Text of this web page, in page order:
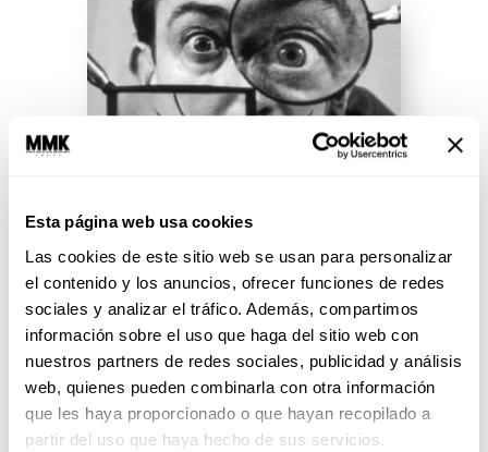
Esta página web usa cookies
Las cookies de este sitio web se usan para personalizar
el contenido y los anuncios, ofrecer funciones de redes
sociales y analizar el tráfico. Además, compartimos
información sobre el uso que haga del sitio web con
nuestros partners de redes sociales, publicidad y análisis
web, quienes pueden combinarla con otra información
que les haya proporcionado o que hayan recopilado a
partir del uso que haya hecho de sus servicios.
Dalí, el pintor que se volvió obra
de arte
Su vida, sus amores, sus
obsesiones, su musa, sus amigos,
su muerte. Todo sobre uno de los
artistas más extravagantes.